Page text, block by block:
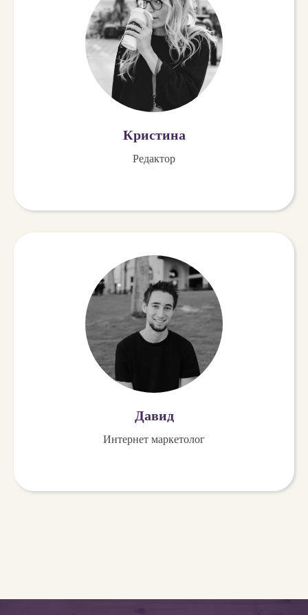
Кристина
Редактор
Давид
Интернет маркетолог